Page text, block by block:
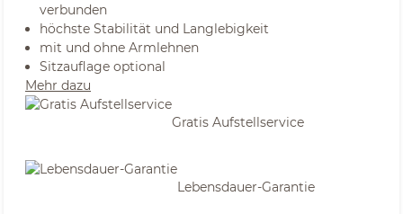
verbunden
höchste Stabilität und Langlebigkeit
mit und ohne Armlehnen
Sitzauflage optional
Mehr dazu
Gratis Aufstellservice
Lebensdauer-Garantie